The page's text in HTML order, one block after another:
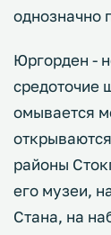
однозначно
Юргорден -
средоточие
омывается
районы
его музеи,
Стана, на